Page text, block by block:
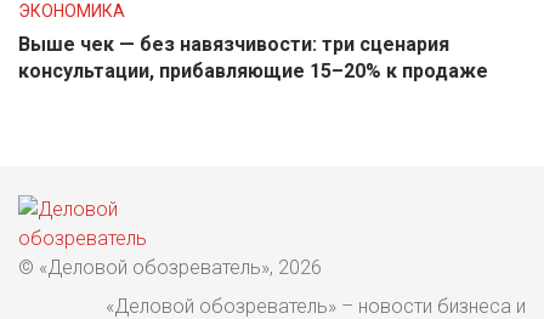
ЭКОНОМИКА
Выше чек — без навязчивости: три сценария
консультации, прибавляющие 15–20% к продаже
© «Деловой обозреватель», 2026
«Деловой обозреватель» – новости бизнеса и